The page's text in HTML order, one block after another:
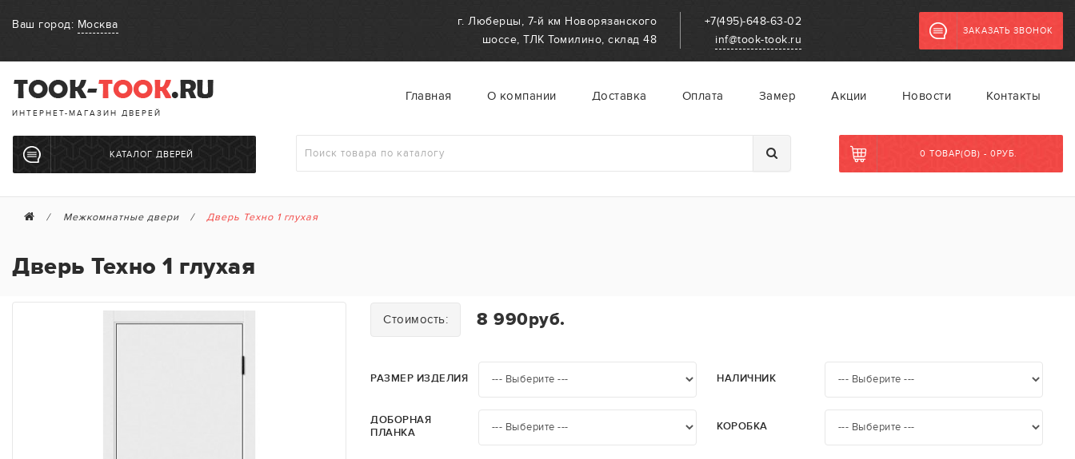
Ваш город: Москва
г. Люберцы, 7-й км Новорязанского
шоссе, ТЛК Томилино, склад 48
+7(495)-648-63-02
inf@took-took.ru
ЗАКАЗАТЬ ЗВОНОК
ИНТЕРНЕТ-МАГАЗИН ДВЕРЕЙ
Главная О компании Доставка Оплата Замер Акции Новости Контакты
КАТАЛОГ ДВЕРЕЙ 0 ТОВАР(ОВ) - 0РУБ.
Межкомнатные двери Дверь Техно 1 глухая
Дверь Техно 1 глухая
Стоимость: 8 990руб.
РАЗМЕР ИЗДЕЛИЯ НАЛИЧНИК
ДОБОРНАЯ
ПЛАНКА
КОРОБКА